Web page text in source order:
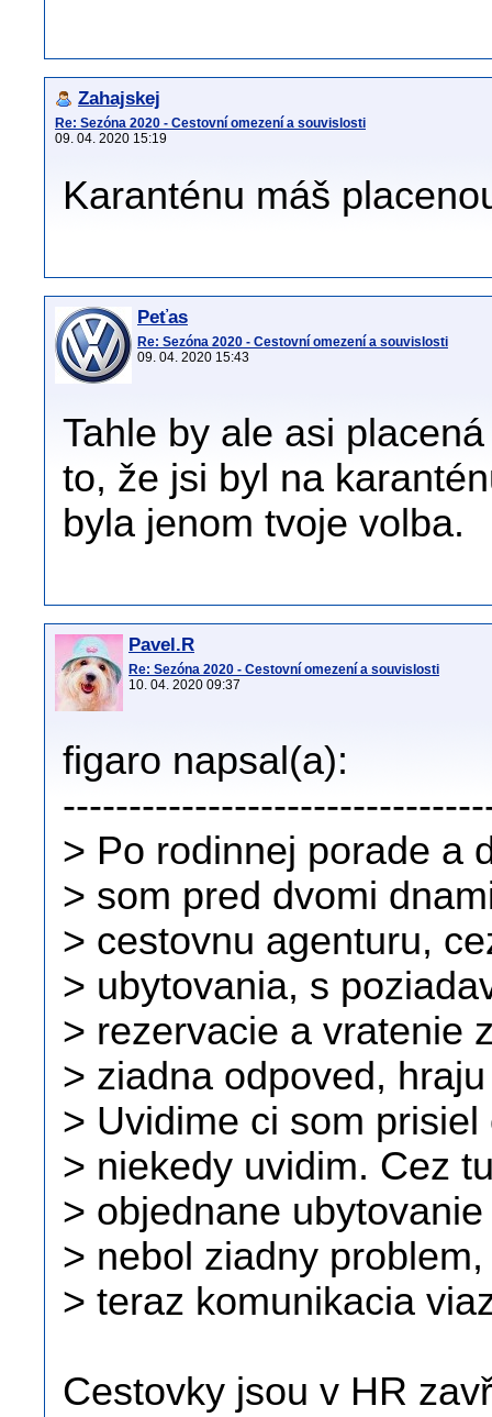
Zahajskej
Re: Sezóna 2020 - Cestovní omezení a souvislosti
09. 04. 2020 15:19
Karanténu máš
Peťas
Re: Sezóna 2020 - Cestovní omezení a souvislosti
09. 04. 2020 15:43
Tahle by ale asi
to, že jsi byl na
byla jenom tvoje volba.
Pavel.R
Re: Sezóna 2020 - Cestovní omezení a souvislosti
10. 04. 2020 09:37
figaro napsal(a):
> Po rodinnej porade a
> som pred dvomi
> cestovnu agenturu,
> ubytovania, s
> rezervacie a vratenie
> ziadna odpoved,
> Uvidime ci som
> niekedy uvidim. Cez
> objednane
> nebol ziadny
> teraz komunikacia
Cestovky jsou v HR